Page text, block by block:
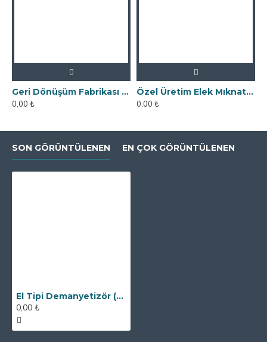
Geri Dönüşüm Fabrikası İçin Kolay Temizlenebilir Neodyum Elek Mıknatıs
0,00 ₺
Özel Üretim Elek Mıknatıs - Un Fabrikasına
0,00 ₺
SON GÖRÜNTÜLENEN EN ÇOK GÖRÜNTÜLENEN
El Tipi Demanyetizör (20x15 cm)
0,00 ₺